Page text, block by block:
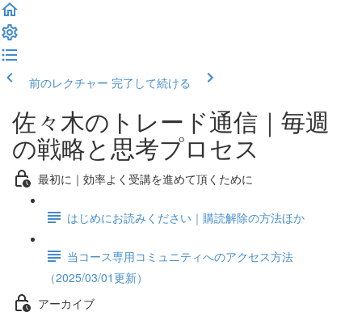
前のレクチャー 完了して続ける
佐々木のトレード通信｜毎週
の戦略と思考プロセス
最初に｜効率よく受講を進めて頂くために
はじめにお読みください｜購読解除の方法ほか
当コース専用コミュニティへのアクセス方法
（2025/03/01更新）
アーカイブ